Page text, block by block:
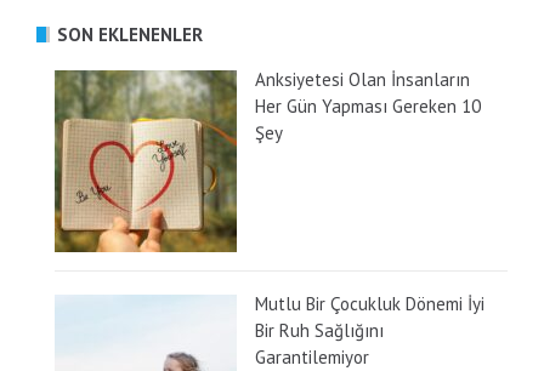
SON EKLENENLER
Anksiyetesi Olan İnsanların
Her Gün Yapması Gereken 10
Şey
Mutlu Bir Çocukluk Dönemi İyi
Bir Ruh Sağlığını
Garantilemiyor